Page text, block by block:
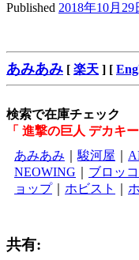
Published 2018年10月29
あみあみ [ 楽天 ] [
検索で在庫チェック
「 進撃の巨人 デカキ
あみあみ
駿河屋
NEOWING
ブロッ
ョップ｜ ホビスト
共有: